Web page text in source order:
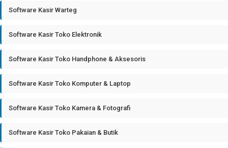
Software Kasir Warteg
Software Kasir Toko Elektronik
Software Kasir Toko Handphone & Aksesoris
Software Kasir Toko Komputer & Laptop
Software Kasir Toko Kamera & Fotografi
Software Kasir Toko Pakaian & Butik